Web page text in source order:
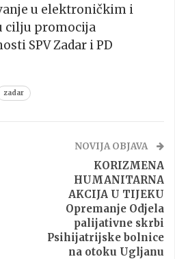
u elektroničkim i
cilju promocija
SPV Zadar i PD
zadar
NOVIJA OBJAVA
KORIZMENA
HUMANITARNA
AKCIJA U TIJEKU
Opremanje Odjela
palijativne skrbi
Psihijatrijske bolnice
na otoku Ugljanu